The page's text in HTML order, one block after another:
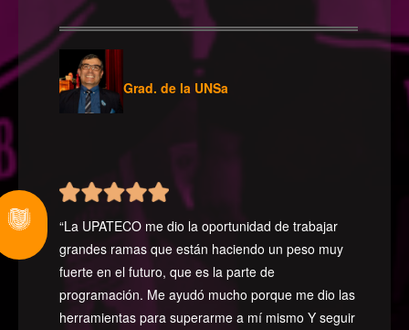
Grad. de la UNSa
“La UPATECO me dio la oportunidad de trabajar
grandes ramas que están haciendo un peso muy
fuerte en el futuro, que es la parte de
programación. Me ayudó mucho porque me dio las
herramientas para superarme a mí mismo Y seguir